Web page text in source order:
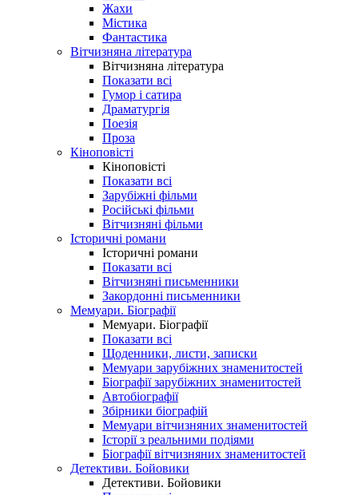
Жахи
Містика
Фантастика
Вітчизняна література
Вітчизняна література
Показати всі
Гумор і сатира
Драматургія
Поезія
Проза
Кіноповісті
Кіноповісті
Показати всі
Зарубіжні фільми
Російські фільми
Вітчизняні фільми
Історичні романи
Історичні романи
Показати всі
Вітчизняні письменники
Закордонні письменники
Мемуари. Біографії
Мемуари. Біографії
Показати всі
Щоденники, листи, записки
Мемуари зарубіжних знаменитостей
Біографії зарубіжних знаменитостей
Автобіографії
Збірники біографій
Мемуари вітчизняних знаменитостей
Історії з реальними подіями
Біографії вітчизняних знаменитостей
Детективи. Бойовики
Детективи. Бойовики